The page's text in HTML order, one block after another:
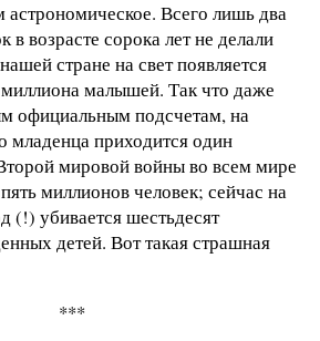
астрономическое. Всего лишь два
в возрасте сорока лет не делали
стране на свет появляется
малышей. Так что даже
официальным подсчетам, на
младенца приходится один
мировой войны во всем мире
миллионов человек; сейчас на
(!) убивается шестьдесят
детей. Вот такая страшная
***